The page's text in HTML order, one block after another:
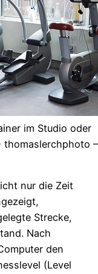
im Studio oder
–
nur die Zeit
Strecke,
Nach
den
(Level